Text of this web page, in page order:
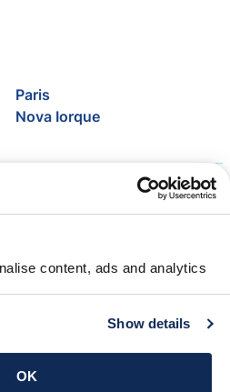
content, ads and analytics
Show details
OK
Paris
Nova Iorque
Apoio
Termos e condições